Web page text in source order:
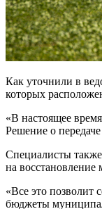
Как уточнили в
которых
«В настоящее
Решение о
Специалисты
на восстановление
«Все это позволит
бюджеты